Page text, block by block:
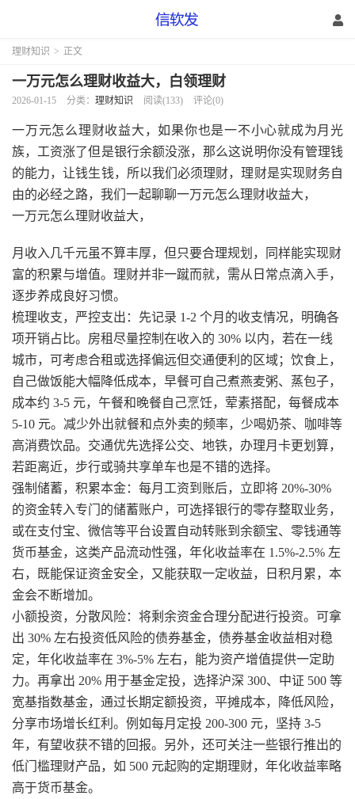
理财知识 > 正文
一万元怎么理财收益大，白领理财
2026-01-15 分类： 理财知识 阅读(133) 评论(0)
一万元怎么理财收益大，如果你也是一不小心就成为月光
族，工资涨了但是银行余额没涨，那么这说明你没有管理钱
的能力，让钱生钱，所以我们必须理财，理财是实现财务自
由的必经之路，我们一起聊聊一万元怎么理财收益大，
一万元怎么理财收益大，
月收入几千元虽不算丰厚，但只要合理规划，同样能实现财
富的积累与增值。理财并非一蹴而就，需从日常点滴入手，
逐步养成良好习惯。​
梳理收支，严控支出：先记录 1-2 个月的收支情况，明确各
项开销占比。房租尽量控制在收入的 30% 以内，若在一线
城市，可考虑合租或选择偏远但交通便利的区域；饮食上，
自己做饭能大幅降低成本，早餐可自己煮燕麦粥、蒸包子，
成本约 3-5 元，午餐和晚餐自己烹饪，荤素搭配，每餐成本
5-10 元。减少外出就餐和点外卖的频率，少喝奶茶、咖啡等
高消费饮品。交通优先选择公交、地铁，办理月卡更划算，
若距离近，步行或骑共享单车也是不错的选择。​
强制储蓄，积累本金：每月工资到账后，立即将 20%-30%
的资金转入专门的储蓄账户，可选择银行的零存整取业务，
或在支付宝、微信等平台设置自动转账到余额宝、零钱通等
货币基金，这类产品流动性强，年化收益率在 1.5%-2.5% 左
右，既能保证资金安全，又能获取一定收益，日积月累，本
金会不断增加。​
小额投资，分散风险：将剩余资金合理分配进行投资。可拿
出 30% 左右投资低风险的债券基金，债券基金收益相对稳
定，年化收益率在 3%-5% 左右，能为资产增值提供一定助
力。再拿出 20% 用于基金定投，选择沪深 300、中证 500 等
宽基指数基金，通过长期定额投资，平摊成本，降低风险，
分享市场增长红利。例如每月定投 200-300 元，坚持 3-5
年，有望收获不错的回报。另外，还可关注一些银行推出的
低门槛理财产品，如 500 元起购的定期理财，年化收益率略
高于货币基金。​